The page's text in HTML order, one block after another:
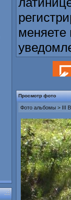
меняете
Просмотр фото
Фото альбомы > III